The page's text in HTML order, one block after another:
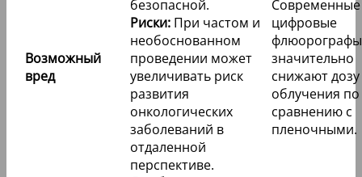
Возможный
вред
безопасной.
Риски: При частом и
необоснованном
проведении может
увеличивать риск
развития
онкологических
заболеваний в
отдаленной
перспективе.
Современные
цифровые
флюорографы
значительно
снижают дозу
облучения по
сравнению с
пленочными.